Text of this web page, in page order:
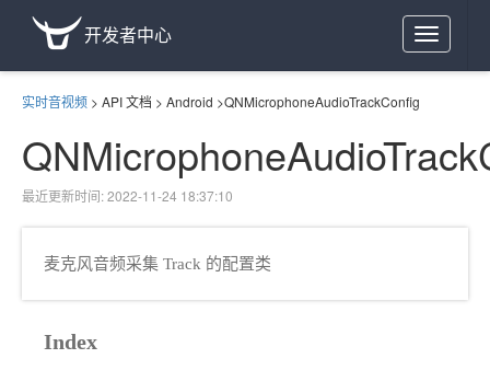
Toggle
navigation
开发者中心
实时音视频 > API 文档 > Android >QNMicrophoneAudioTrackConfig
最近更新时间: 2022-11-24 18:37:10
麦克风音频采集 Track 的配置类
Index